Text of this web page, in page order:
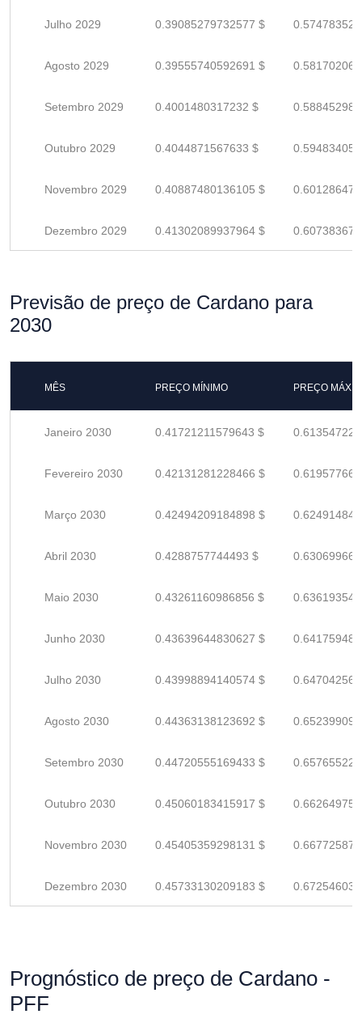
Julho 2029 0.39085279732577 $
Agosto 2029 0.39555740592691 $
Setembro 2029 0.4001480317232 $
Outubro 2029 0.4044871567633 $
Novembro 2029 0.40887480136105 $
Dezembro 2029 0.41302089937964 $
Previsão de preço de Cardano para
2030
MÊS PREÇO MÍNIMO PREÇO
Janeiro 2030 0.41721211579643 $
Fevereiro 2030 0.42131281228466 $
Março 2030 0.42494209184898 $
Abril 2030 0.4288757744493 $
Maio 2030 0.43261160986856 $
Junho 2030 0.43639644830627 $
Julho 2030 0.43998894140574 $
Agosto 2030 0.44363138123692 $
Setembro 2030 0.44720555169433 $
Outubro 2030 0.45060183415917 $
Novembro 2030 0.45405359298131 $
Dezembro 2030 0.45733130209183 $
Prognóstico de preço de Cardano -
PFF